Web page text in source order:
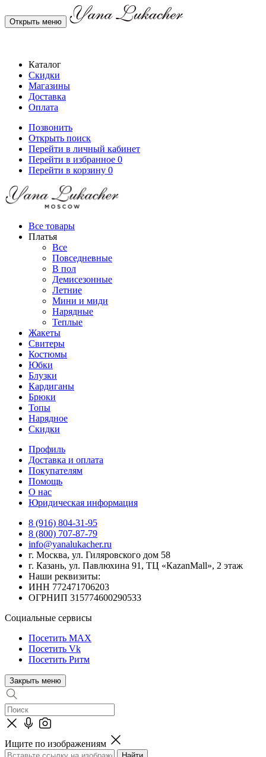
Открыть меню
Каталог
Скидки
Магазины
Доставка
Оплата
Позвонить
Открыть поиск
Перейти в личный кабинет
Перейти в избранное 0
Перейти в корзину 0
Все товары
Платья
Все
Повседневные
В пол
Демисезонные
Летние
Мини и миди
Нарядные
Теплые
Жакеты
Свитеры
Костюмы
Юбки
Блузки
Кардиганы
Брюки
Топы
Нарядное
Скидки
Профиль
Доставка и оплата
Покупателям
Помощь
О нас
Юридическая информация
8 (916) 804-31-95
8 (800) 707-87-79
info@yanalukacher.ru
г. Москва, ул. Гиляровского дом 58
г. Казань, ул. Павлюхина 91, ТЦ «КazanMall», 2 этаж
Наши реквизиты:
ИНН 772471706203
ОГРНИП 315774600290533
Социальные сервисы
Посетить MAX
Посетить Vk
Посетить Ритм
Закрыть меню
Ищите по изображениям